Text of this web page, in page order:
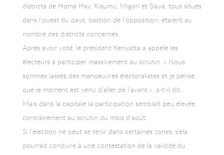
districts de Homa Hay, Kisumu, Migori et Siaya, tous situés
dans l’ouest du pays, bastion de l’opposition, étaient au
nombre des districts concernés.
Après avoir voté, le président Kenyatta a appelé les
électeurs à participer massivement au scrutin. « Nous
sommes lassés des manoeuvres électoralistes et je pense
que le moment est venu d’aller de l’avant », a-t-il dit.
Mais dans la capitale la participation semblait peu élevée,
contrairement au scrutin du mois d’août.
Si l’élection ne peut se tenir dans certaines zones, cela
pourrait conduire à une contestation de la validité du